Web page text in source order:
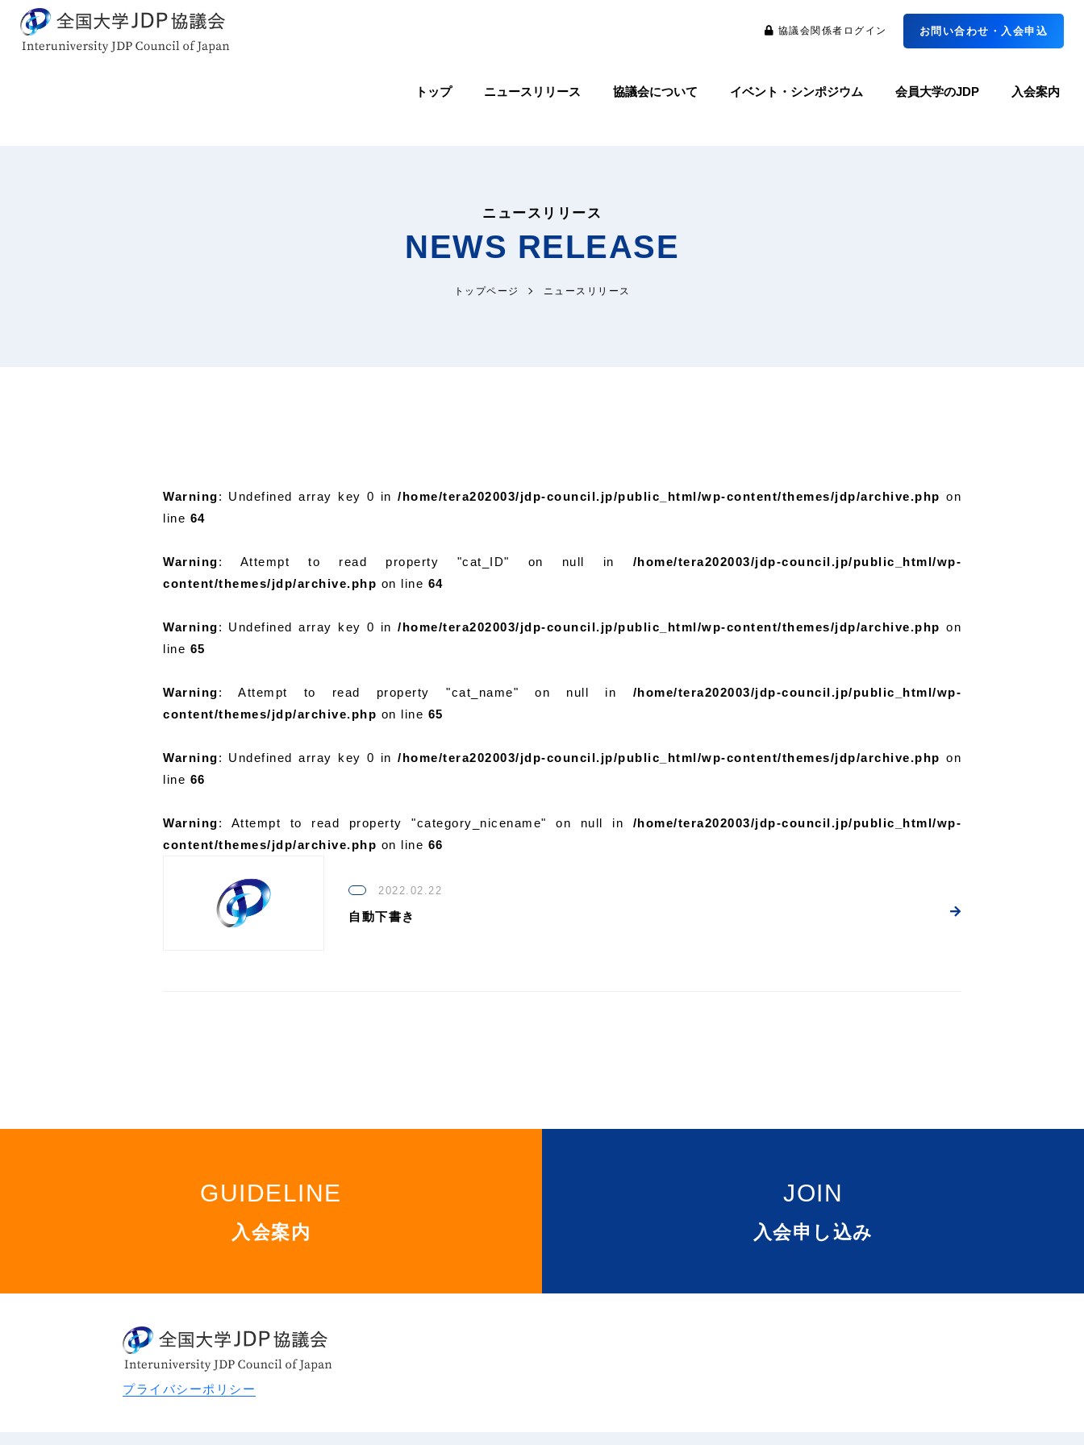
協議会関係者ログイン お問い合わせ・入会申込
トップ ニュースリリース 協議会について イベント・シンポジウム 会員大学のJDP 入会案内
ニュースリリース
NEWS RELEASE
トップページ ニュースリリース
Warning: Undefined array key 0 in/home/tera202003/jdp-council.jp/public_html/wp-content/themes/jdp/archive.php on
line 64
Warning: Attempt to read property "cat_ID" on null in /home/tera202003/jdp-council.jp/public_html/wp-
content/themes/jdp/archive.php on line 64
Warning: Undefined array key 0 in/home/tera202003/jdp-council.jp/public_html/wp-content/themes/jdp/archive.php on
line 65
Warning: Attempt to read property "cat_name" on null in /home/tera202003/jdp-council.jp/public_html/wp-
content/themes/jdp/archive.php on line 65
Warning: Undefined array key 0 in/home/tera202003/jdp-council.jp/public_html/wp-content/themes/jdp/archive.php on
line 66
Warning: Attempt to read property "category_nicename" on null in /home/tera202003/jdp-council.jp/public_html/wp-
content/themes/jdp/archive.php on line 66
2022.02.22
自動下書き
GUIDELINE
入会案内
JOIN
入会申し込み
プライバシーポリシー